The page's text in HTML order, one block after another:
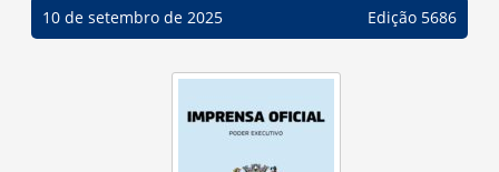
10 de setembro de 2025 Edição 5686